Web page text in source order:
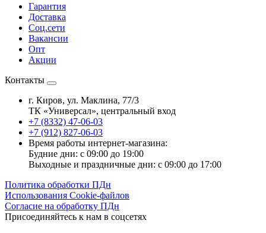
Гарантия
Доставка
Соц.сети
Вакансии
Опт
Акции
Контакты
г. Киров, ул. Маклина, 77/3
ТК «Универсал», центральный вход
+7 (8332) 47-06-03
+7 (912) 827-06-03
Время работы интернет-магазина:
Будние дни: с 09:00 до 19:00
Выходные и праздничные дни: с 09:00 до 17:00
Политика обработки ПДн
Использования Cookie-файлов
Согласие на обработку ПДн
Присоединяйтесь к нам в соцсетях